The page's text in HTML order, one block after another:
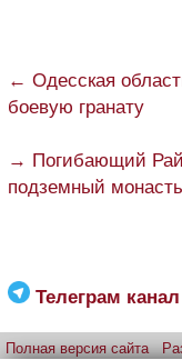
← Одесская
боевую гранату
→ Погибающий
подземный
Телеграм
Полная версия сайта